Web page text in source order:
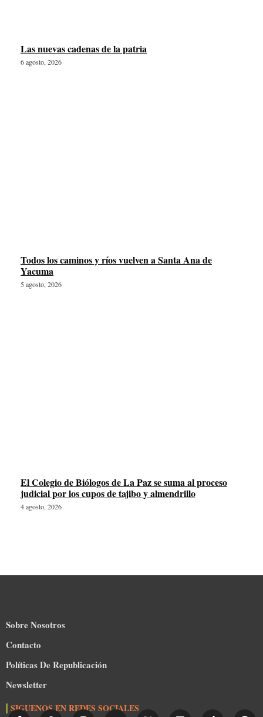
Las nuevas cadenas de la patria
6 agosto, 2026
Todos los caminos y ríos vuelven a Santa Ana de
Yacuma
5 agosto, 2026
El Colegio de Biólogos de La Paz se suma al proceso
judicial por los cupos de tajibo y almendrillo
4 agosto, 2026
Sobre Nosotros
Contacto
Políticas De Republicación
Newsletter
SIGUENOS EN REDES SOCIALES